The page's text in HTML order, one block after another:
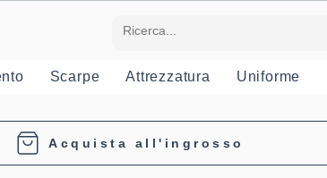
Scarpe Attrezzatura Uniforme
Acquista all'ingrosso